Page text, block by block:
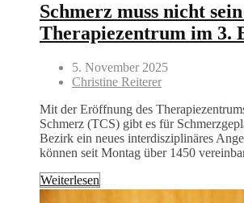
Schmerz muss nicht
Therapiezentrum im 3.
5. November 2025
Christine Reiterer
Mit der Eröffnung des
Schmerz (TCS) gibt es für
Bezirk ein neues interdisziplinäres
können seit Montag über 1450
Weiterlesen